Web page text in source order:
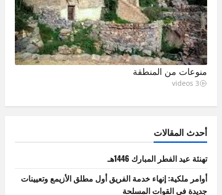
منوعات من المنطقة
3 videos
أحدث المقالات
تهنئة عيد الفطر المبارك 1446هـ
أوامر ملكية: إنهاء خدمة الفريق أول مطلق الأزيمع وتعيينات
جديدة في القوات المسلحة